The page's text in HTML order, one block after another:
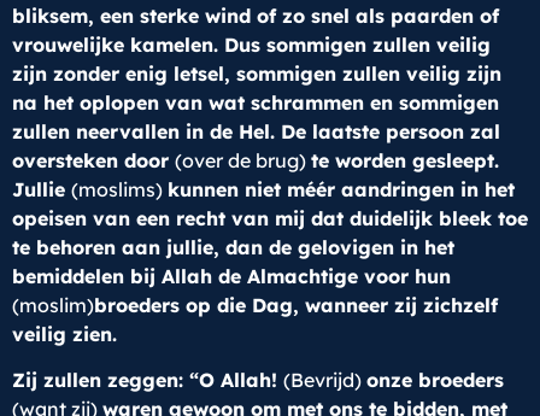
bliksem, een sterke wind of zo snel als paarden of
vrouwelijke kamelen. Dus sommigen zullen veilig
zijn zonder enig letsel, sommigen zullen veilig zijn
na het oplopen van wat schrammen en sommigen
zullen neervallen in de Hel. De laatste persoon zal
oversteken door (over de brug) te worden gesleept.
Jullie (moslims) kunnen niet méér aandringen in het
opeisen van een recht van mij dat duidelijk bleek toe
te behoren aan jullie, dan de gelovigen in het
bemiddelen bij Allah de Almachtige voor hun
(moslim)broeders op die Dag, wanneer zij zichzelf
veilig zien.
Zij zullen zeggen: “O Allah! (Bevrijd) onze broeders
(want zij) waren gewoon om met ons te bidden, met